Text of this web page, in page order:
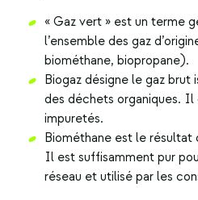
« Gaz vert » est un terme
l’ensemble des gaz
biométhane, biopropane).
Biogaz désigne le gaz brut
des déchets organiques.
impuretés.
Biométhane est le résultat
Il est suffisamment pur
réseau et utilisé par les